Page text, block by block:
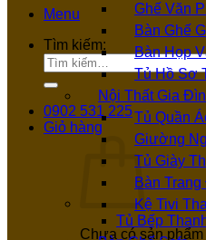
Menu
Tìm kiếm:
0902 531 225
Giỏ hàng
Chưa có sản
Ghế Văn
Bàn Ghế
Bàn Họp
Tủ Hồ Sơ
Nội Thất Gia
Tủ Quần
Giường
Tủ Giày
Bàn
Kệ Tivi
Tủ Bếp